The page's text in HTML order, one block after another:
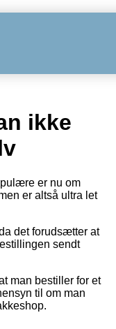
ikke
er nu om
er altså ultra let
det forudsætter at
sendt
man bestiller for et
til om man